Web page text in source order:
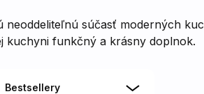
neoddeliteľnú súčasť moderných
kuchyni funkčný a krásny doplnok.
Bestsellery